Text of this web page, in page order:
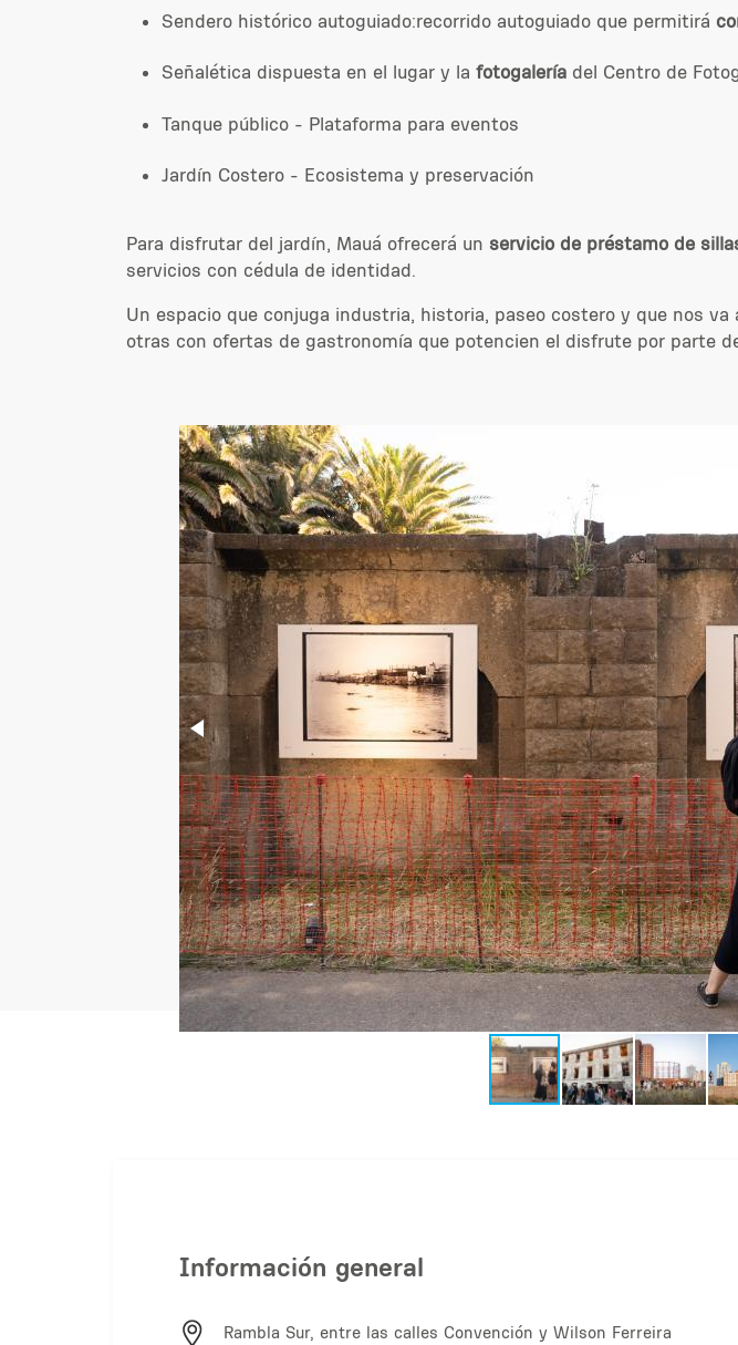
Sendero histórico autoguiado:recorrido autoguiado que permitirá
Señalética dispuesta en el lugar y la fotogalería del Centro de
Tanque público - Plataforma para eventos
Jardín Costero - Ecosistema y preservación
Para disfrutar del jardín, Mauá ofrecerá un servicio de préstamo de
servicios con cédula de identidad.
Un espacio que conjuga industria, historia, paseo costero y que nos
otras con ofertas de gastronomía que potencien el disfrute por parte
Información general
Rambla Sur, entre las calles Convención y Wilson Ferreira